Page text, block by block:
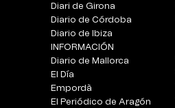
Diari de Girona
Diario de Córdoba
Diario de Ibiza
INFORMACIÓN
Diario de Mallorca
El Día
Empordà
El Periódico de Aragón